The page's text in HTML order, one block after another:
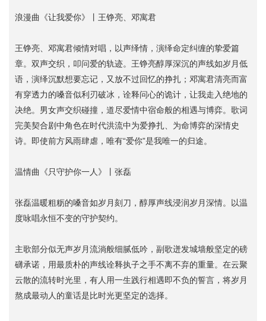
浪漫曲《让我爱你》丨王铮亮、邓寓君
王铮亮、邓寓君倾情对唱，以声绎情，演绎命定纠缠的挚爱篇
章。双声交织，叩问爱的轨迹。王铮亮醇厚深沉的声线如岁月低
语，演绎沉默想要忘记，又放不过回忆的挣扎；邓寓君清亮而富
有穿透力的嗓音似利刃破冰，诠释问心的诡计，让我走入绝地的
决绝。男女声交织碰撞，道尽爱情中宿命般的相遇与博弈。歌词
完美契合剧中角色在时代洪流中为爱挣扎、为命博弈的深情史
诗。即使前方风雨肆虐，唯有“爱你”是我唯一的归途。
温情曲《只守护你一人》丨张磊
张磊温暖粗粝的嗓音如岁月刻刀，醇厚声线浸润岁月深情。以温
度咏唱永恒不变的守护契约。
主歌部分似无声岁月流淌般细腻低吟，副歌迸发城墙般坚定的磅
礴承诺，用最质朴的声线诠释执子之手不离不弃的重量。在云聚
云散的流转时光里，有人用一生践行相遇即不负的誓言，将岁月
熬成最动人的童话是比时光更坚定的选择。